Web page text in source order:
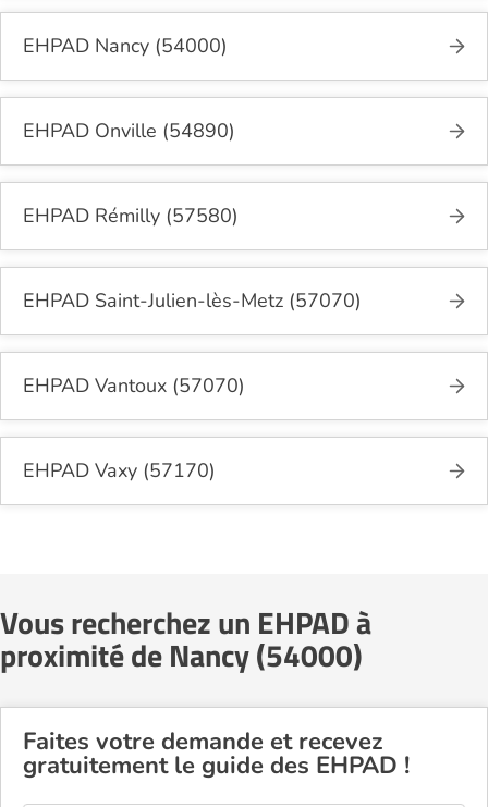
EHPAD Nancy (54000)
EHPAD Onville (54890)
EHPAD Rémilly (57580)
EHPAD Saint-Julien-lès-Metz (57070)
EHPAD Vantoux (57070)
EHPAD Vaxy (57170)
Vous recherchez un EHPAD à
proximité de Nancy (54000)
Faites votre demande et recevez
gratuitement le guide des EHPAD !